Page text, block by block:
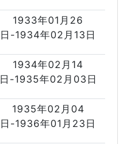
1933年01月26
日-1934年02月13日
1934年02月14
日-1935年02月03日
1935年02月04
日-1936年01月23日